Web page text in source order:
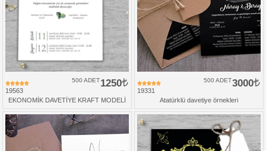
19563
1250
500 ADET
EKONOMİK DAVETİYE KRAFT MODELİ
19331
3000
500 ADET
Atatürklü davetiye örnekleri